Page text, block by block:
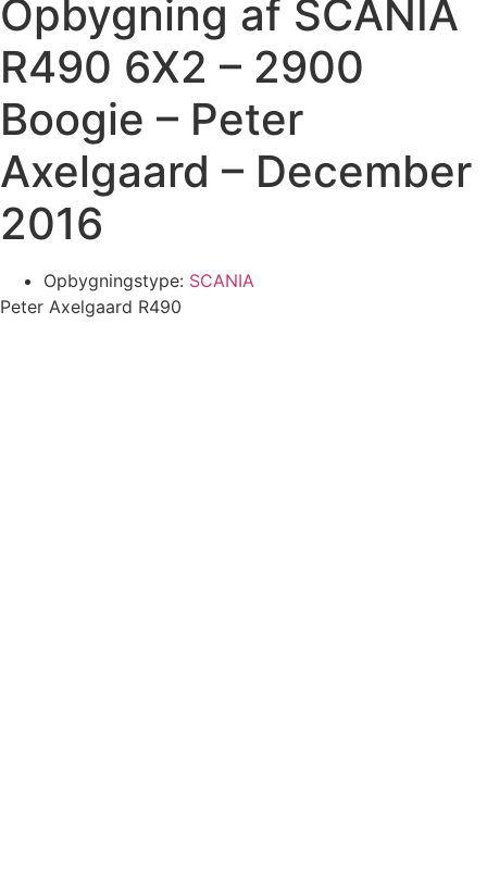
Opbygning af SCANIA
R490 6X2 – 2900
Boogie – Peter
Axelgaard – December
2016
Opbygningstype: SCANIA
Peter Axelgaard R490